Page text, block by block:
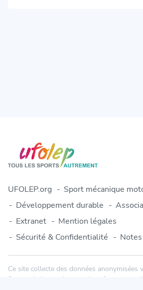
UFOLEP.org
Sport mécanique
Développement durable
Extranet
Mention légales
Sécurité & Confidentialité
Ce site collecte des données anonymisées
fins statistiques. Aucune donnée